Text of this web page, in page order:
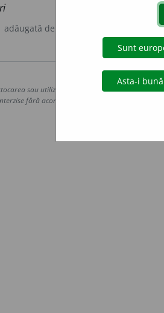
adăugată de
Copyright © 2004-
sau utilizarea datelor de pe acest site,
fără acordul nostru prealabil scris, cu